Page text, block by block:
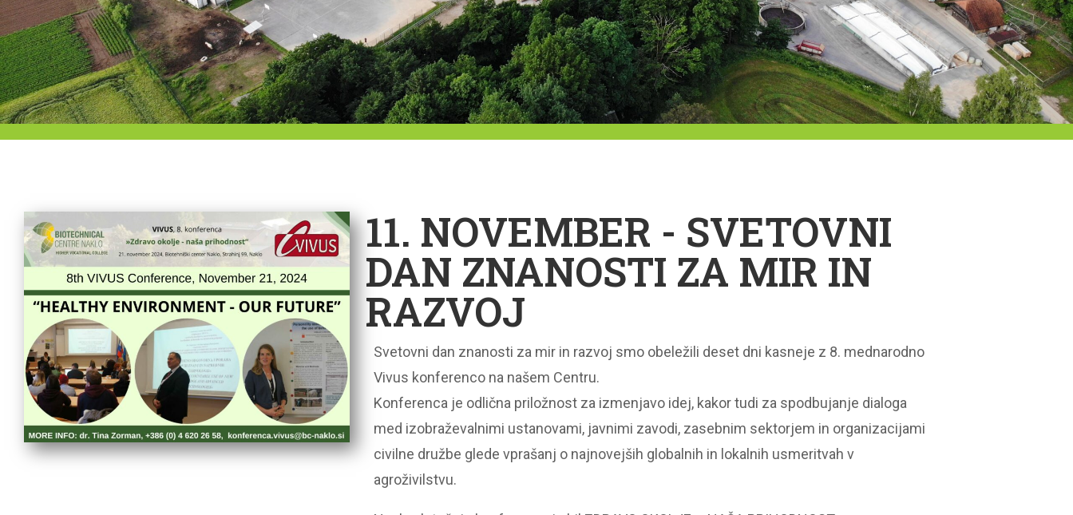
11. NOVEMBER - SVETOVNI
DAN ZNANOSTI ZA MIR IN
RAZVOJ
Svetovni dan znanosti za mir in razvoj smo obeležili deset dni kasneje z 8. mednarodno
Vivus konferenco na našem Centru.
Konferenca je odlična priložnost za izmenjavo idej, kakor tudi za spodbujanje dialoga
med izobraževalnimi ustanovami, javnimi zavodi, zasebnim sektorjem in organizacijami
civilne družbe glede vprašanj o najnovejših globalnih in lokalnih usmeritvah v
agroživilstvu.